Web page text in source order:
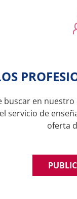
buscar en
servicio de
oferta